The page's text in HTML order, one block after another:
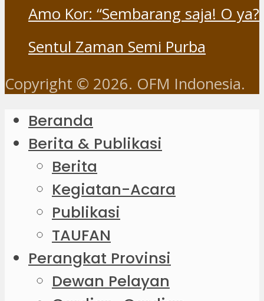
Amo Kor: “Sembarang saja! O ya?
Sentul Zaman Semi Purba
Copyright © 2026. OFM Indonesia.
Beranda
Berita & Publikasi
Berita
Kegiatan-Acara
Publikasi
TAUFAN
Perangkat Provinsi
Dewan Pelayan